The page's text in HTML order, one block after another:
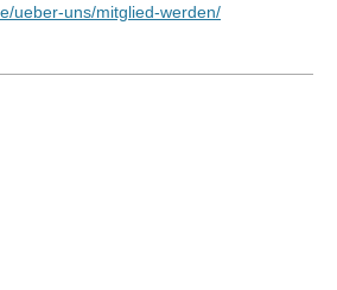
ueber-uns/mitglied-werden/